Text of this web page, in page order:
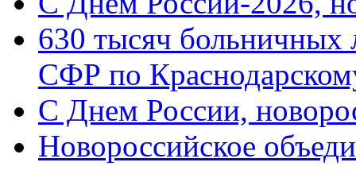
630 тысяч больничных
СФР по
C Днем России,
Новороссийское